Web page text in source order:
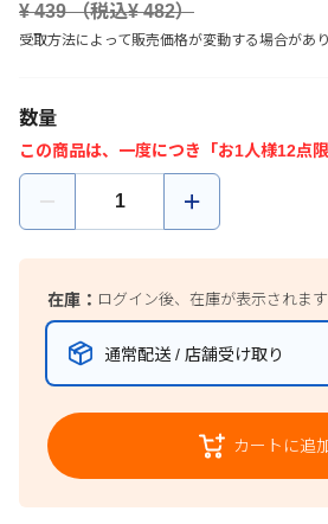
¥ 439（税込¥482）
受取方法によって販売価格が変動する場合があり
数量
この商品は、一度につき「お1人様12点限
在庫： ログイン後、在庫が表示されます
通常配送 / 店舗受け取り
カートに追